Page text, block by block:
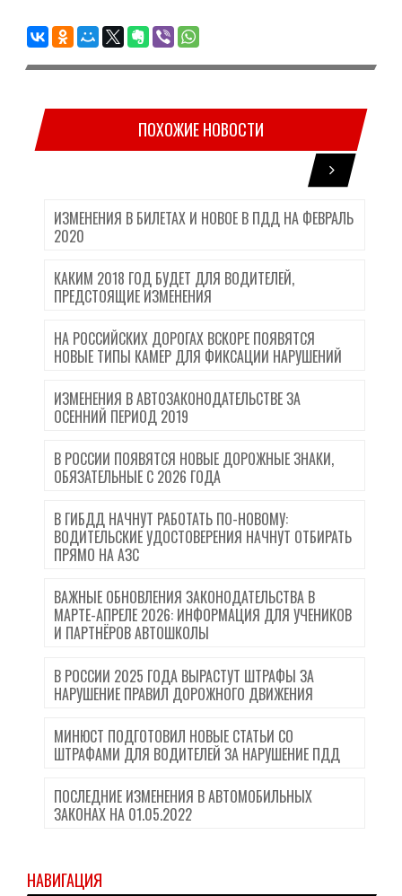
ПОХОЖИЕ НОВОСТИ
ИЗМЕНЕНИЯ В БИЛЕТАХ И НОВОЕ В ПДД НА ФЕВРАЛЬ
2020
КАКИМ 2018 ГОД БУДЕТ ДЛЯ ВОДИТЕЛЕЙ,
ПРЕДСТОЯЩИЕ ИЗМЕНЕНИЯ
НА РОССИЙСКИХ ДОРОГАХ ВСКОРЕ ПОЯВЯТСЯ
НОВЫЕ ТИПЫ КАМЕР ДЛЯ ФИКСАЦИИ НАРУШЕНИЙ
ИЗМЕНЕНИЯ В АВТОЗАКОНОДАТЕЛЬСТВЕ ЗА
ОСЕННИЙ ПЕРИОД 2019
В РОССИИ ПОЯВЯТСЯ НОВЫЕ ДОРОЖНЫЕ ЗНАКИ,
ОБЯЗАТЕЛЬНЫЕ С 2026 ГОДА
В ГИБДД НАЧНУТ РАБОТАТЬ ПО-НОВОМУ:
ВОДИТЕЛЬСКИЕ УДОСТОВЕРЕНИЯ НАЧНУТ ОТБИРАТЬ
ПРЯМО НА АЗС
ВАЖНЫЕ ОБНОВЛЕНИЯ ЗАКОНОДАТЕЛЬСТВА В
МАРТЕ-АПРЕЛЕ 2026: ИНФОРМАЦИЯ ДЛЯ УЧЕНИКОВ
И ПАРТНЁРОВ АВТОШКОЛЫ
В РОССИИ 2025 ГОДА ВЫРАСТУТ ШТРАФЫ ЗА
НАРУШЕНИЕ ПРАВИЛ ДОРОЖНОГО ДВИЖЕНИЯ
МИНЮСТ ПОДГОТОВИЛ НОВЫЕ СТАТЬИ СО
ШТРАФАМИ ДЛЯ ВОДИТЕЛЕЙ ЗА НАРУШЕНИЕ ПДД
ПОСЛЕДНИЕ ИЗМЕНЕНИЯ В АВТОМОБИЛЬНЫХ
ЗАКОНАХ НА 01.05.2022
НАВИГАЦИЯ